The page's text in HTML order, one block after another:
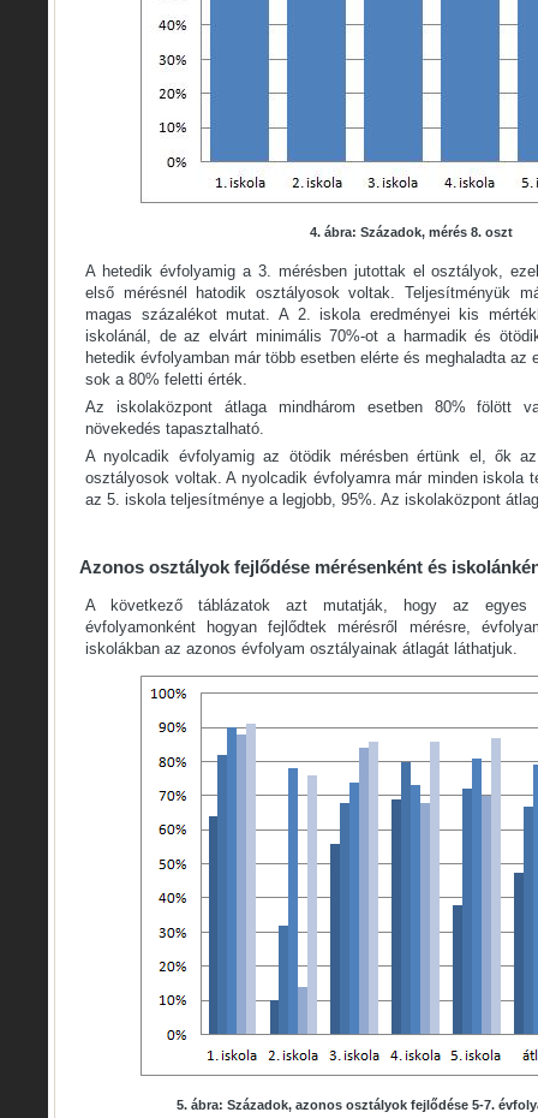
4. ábra: Századok, mérés 8. oszt
A hetedik évfolyamig a 3. mérésben jutottak el osztályok,
első mérésnél hatodik osztályosok voltak. Teljesítményük
magas százalékot mutat. A 2. iskola eredményei kis
iskolánál, de az elvárt minimális 70%-ot a harmadik és
hetedik évfolyamban már több esetben elérte és meghaladta az
sok a 80% feletti érték.
Az iskolaközpont átlaga mindhárom esetben 80% fölött
növekedés tapasztalható.
A nyolcadik évfolyamig az ötödik mérésben értünk el, ők
osztályosok voltak. A nyolcadik évfolyamra már minden iskola
az 5. iskola teljesítménye a legjobb, 95%. Az iskolaközpont
Azonos osztályok fejlődése mérésenként és
A következő táblázatok azt mutatják, hogy az egyes
évfolyamonként hogyan fejlődtek mérésről mérésre,
iskolákban az azonos évfolyam osztályainak átlagát láthatjuk.
5. ábra: Századok, azonos osztályok fejlődése 5-7.